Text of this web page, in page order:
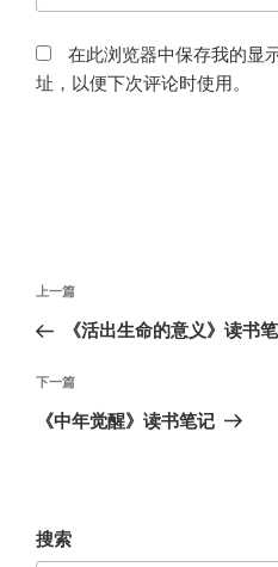
在此浏览器中保存我的显
址，以便下次评论时使用。
文
导
航
上
一
文
章
上一篇
《活出生命的意义》读书
下
一
下一篇
《中年觉醒》读书笔记
搜索